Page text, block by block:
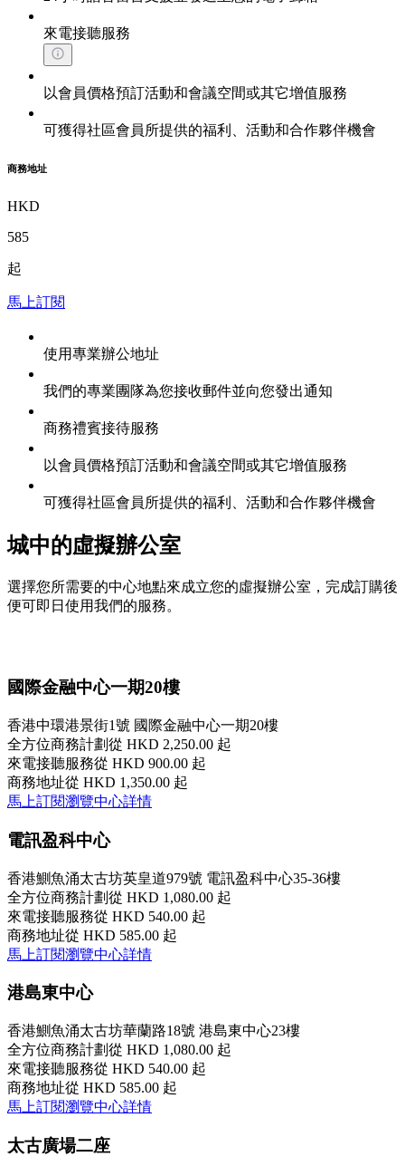
來電接聽服務
以會員價格預訂活動和會議空間或其它增值服務
可獲得社區會員所提供的福利、活動和合作夥伴機會
商務地址
HKD
585
起
馬上訂閱
使用專業辦公地址
我們的專業團隊為您接收郵件並向您發出通知
商務禮賓接待服務
以會員價格預訂活動和會議空間或其它增值服務
可獲得社區會員所提供的福利、活動和合作夥伴機會
城中的虛擬辦公室
選擇您所需要的中心地點來成立您的虛擬辦公室，完成訂購後
便可即日使用我們的服務。
國際金融中心一期20樓
香港中環港景街1號 國際金融中心一期20樓
全方位商務計劃從 HKD 2,250.00 起
來電接聽服務從 HKD 900.00 起
商務地址從 HKD 1,350.00 起
馬上訂閱瀏覽中心詳情
電訊盈科中心
香港鰂魚涌太古坊英皇道979號 電訊盈科中心35-36樓
全方位商務計劃從 HKD 1,080.00 起
來電接聽服務從 HKD 540.00 起
商務地址從 HKD 585.00 起
馬上訂閱瀏覽中心詳情
港島東中心
香港鰂魚涌太古坊華蘭路18號 港島東中心23樓
全方位商務計劃從 HKD 1,080.00 起
來電接聽服務從 HKD 540.00 起
商務地址從 HKD 585.00 起
馬上訂閱瀏覽中心詳情
太古廣場二座